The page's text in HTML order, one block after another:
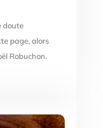
doute
page, alors
Robuchon.